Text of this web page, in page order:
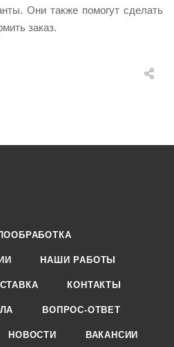
Они также помогут сделать
заказ.
НАШИ РАБОТЫ
КОНТАКТЫ
ВОПРОС-ОТВЕТ
НОВОСТИ ВАКАНСИИ